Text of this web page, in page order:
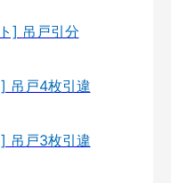
] 吊戸引分
吊戸4枚引違
吊戸3枚引違